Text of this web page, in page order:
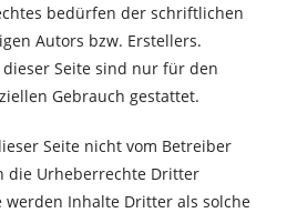
bedürfen der schriftlichen
Autors bzw. Erstellers.
Seite sind nur für den
Gebrauch gestattet.
Seite nicht vom Betreiber
die Urheberrechte Dritter
werden Inhalte Dritter als solche